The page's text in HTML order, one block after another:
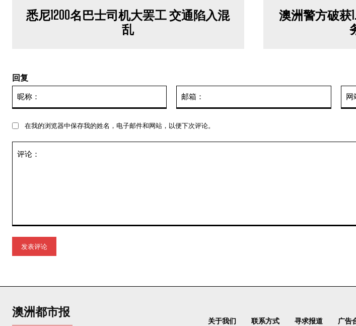
悉尼1200名巴士司机大罢工 交通陷入混
乱
澳洲警方破获
回复
论：
在我的浏览器中保存我的姓名，电子邮件和网站，以便下次评论。
澳洲都市报
关于我们 联系方式 寻求报道 广告